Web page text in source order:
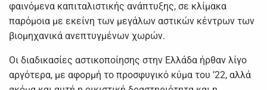
φαινόμενα καπιταλιστικής ανάπτυξης, σε κλίμακα
παρόμοια με εκείνη των μεγάλων αστικών κέντρων των
βιομηχανικά ανεπτυγμένων χωρών.
Οι διαδικασίες αστικοποίησης στην Ελλάδα ήρθαν λίγο
αργότερα, με αφορμή το προσφυγικό κύμα του ’22, αλλά